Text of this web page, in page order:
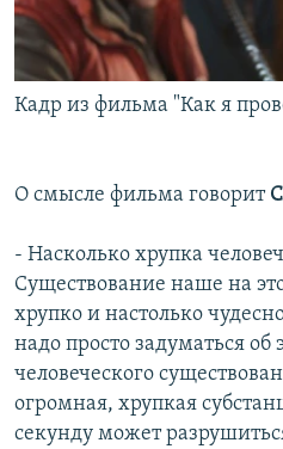
Кадр из фильма "Как я
О смысле фильма говорит
- Насколько хрупка
Существование наше на
хрупко и настолько
надо просто задуматься
человеческого
огромная, хрупкая
секунду может